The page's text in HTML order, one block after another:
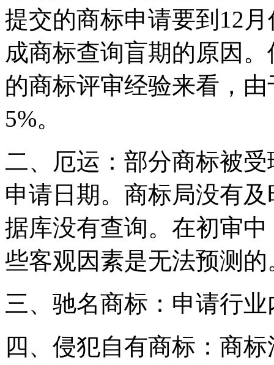
提交的商标申请要到12
成商标查询盲期的原因
的商标评审经验来看，
5%。
二、厄运：部分商标被
申请日期。商标局没有
据库没有查询。在初审
些客观因素是无法预测的
三、驰名商标：申请行
四、侵犯自有商标：商